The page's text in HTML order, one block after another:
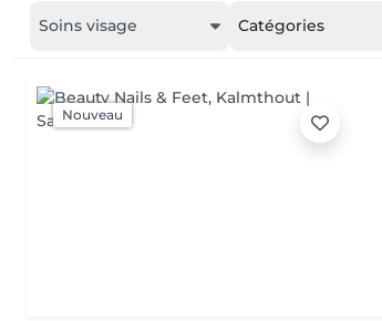
Soins visage Catégories
Nouveau